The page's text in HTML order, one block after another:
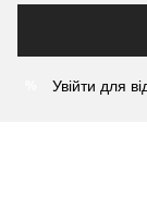
Увійти для